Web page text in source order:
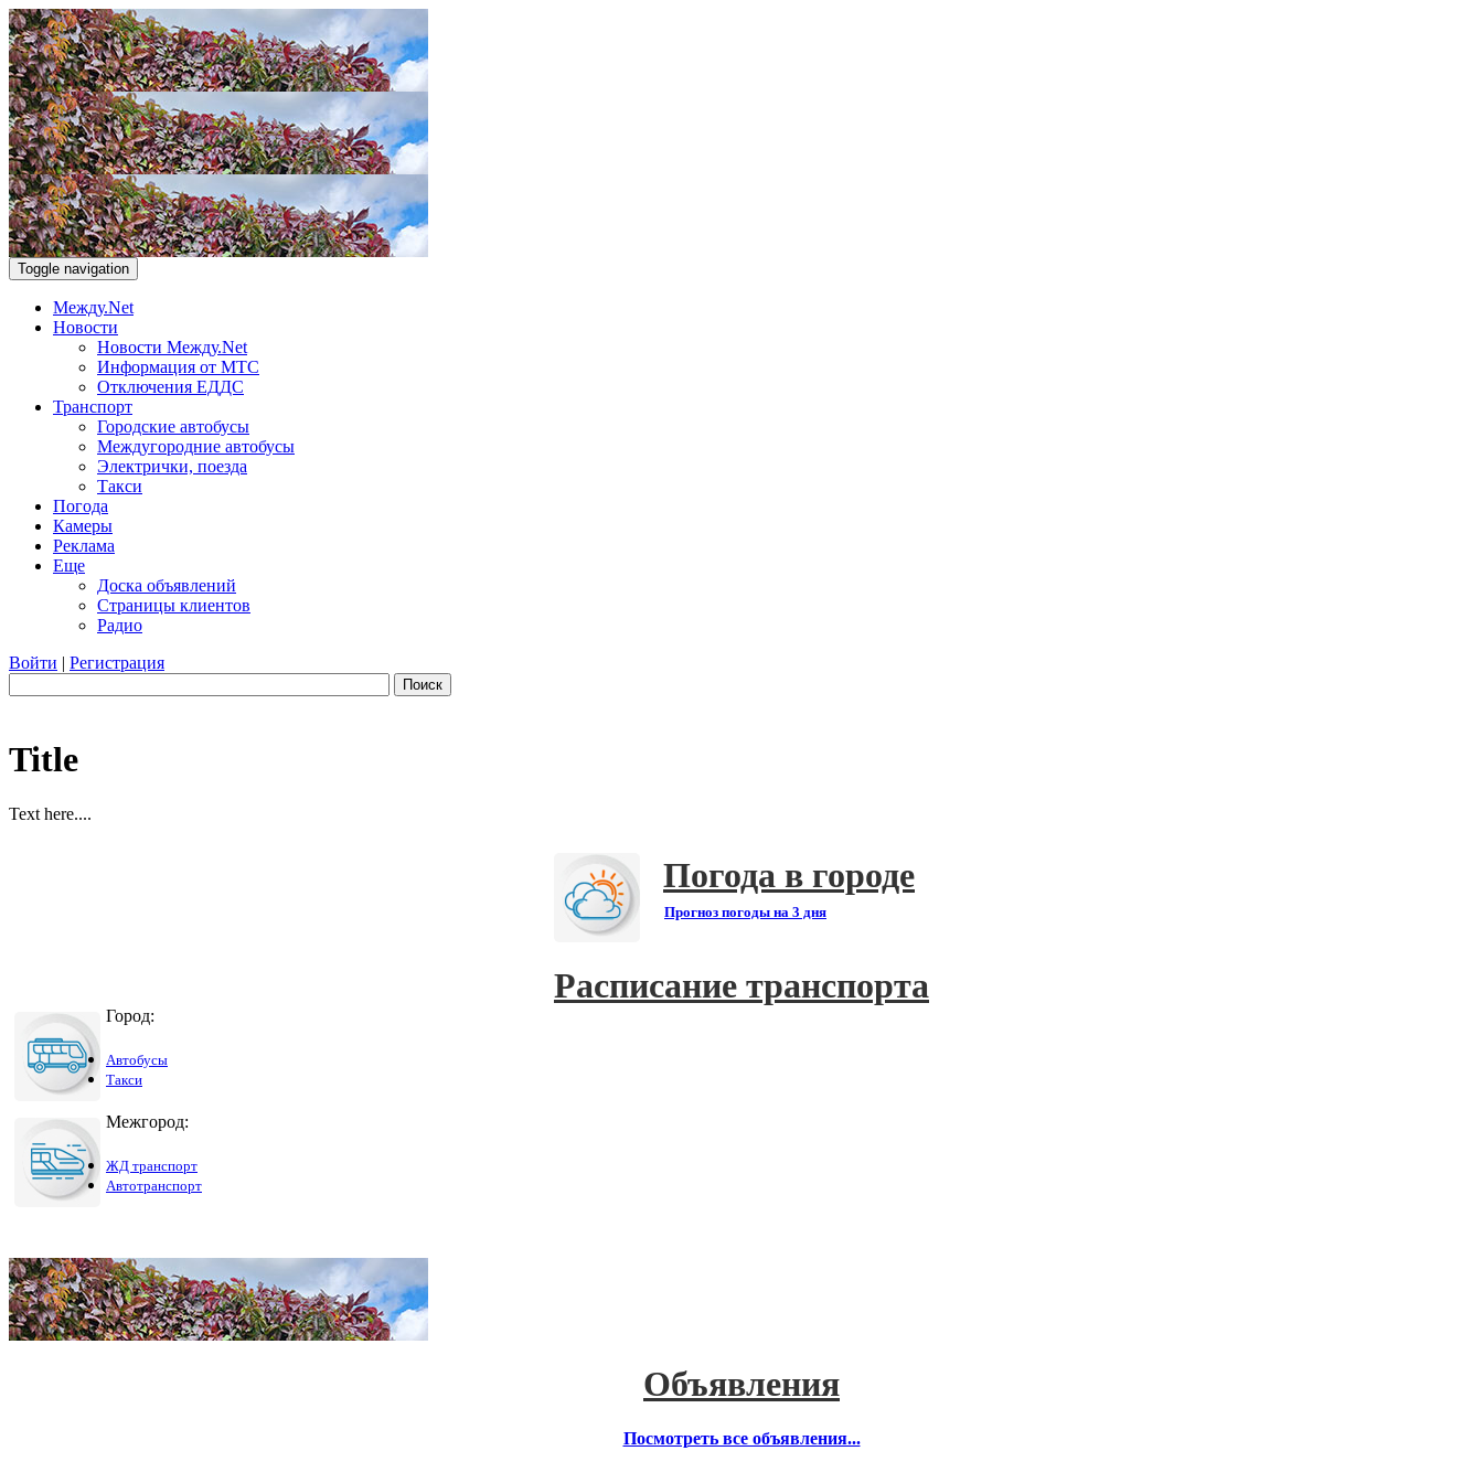
Toggle navigation
Между.Net
Новости
Новости Между.Net
Информация от МТС
Отключения ЕДДС
Транспорт
Городские автобусы
Междугородние автобусы
Электрички, поезда
Такси
Погода
Камеры
Реклама
Еще
Доска объявлений
Страницы клиентов
Радио
Войти | Регистрация
Поиск
Title
Text here....
Погода в городе
Прогноз погоды на 3 дня
Расписание транспорта
Город:
Автобусы
Такси
Межгород:
ЖД транспорт
Автотранспорт
Объявления
Посмотреть все объявления...